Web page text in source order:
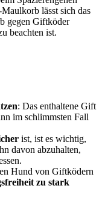
lässt sich das
gegen Giftköder
beachten ist.
: Das enthaltene Gift
im schlimmsten Fall
ist, ist es wichtig,
davon abzuhalten,
Hund von Giftködern
zu stark